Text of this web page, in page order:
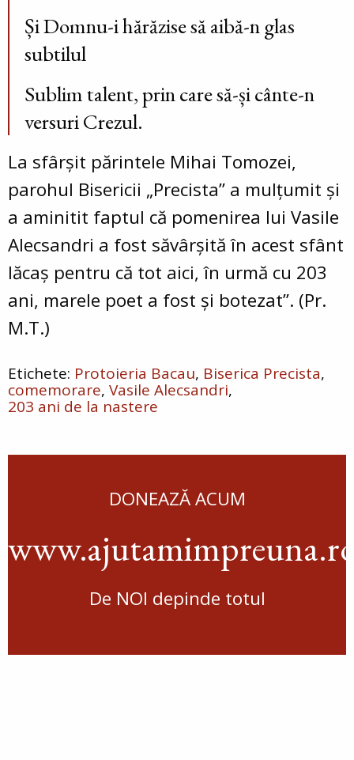
Și Domnu-i hărăzise să aibă-n glas
subtilul
Sublim talent, prin care să-și cânte-n
versuri Crezul.
La sfârșit părintele Mihai Tomozei,
parohul Bisericii „Precista” a mulțumit și
a aminitit faptul că pomenirea lui Vasile
Alecsandri a fost săvârşită în acest sfânt
lăcaş pentru că tot aici, în urmă cu 203
ani, marele poet a fost și botezat”. (Pr.
M.T.)
Protoieria Bacau Biserica Precista
comemorare Vasile Alecsandri
203 ani de la nastere
DONEAZĂ ACUM
De NOI depinde totul